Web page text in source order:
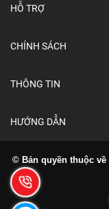
HỖ TRỢ
CHÍNH SÁCH
THÔNG TIN
HƯỚNG DẪN
© Bản quyền thuộc về